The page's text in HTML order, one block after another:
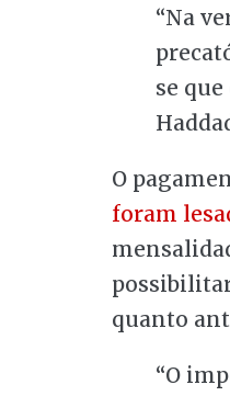
“Na
se
O
foram
quanto
“O